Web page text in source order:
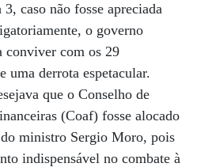
caso não fosse apreciada
o governo
conviver com os 29
uma derrota espetacular.
que o Conselho de
(Coaf) fosse alocado
ministro Sergio Moro, pois
indispensável no combate à